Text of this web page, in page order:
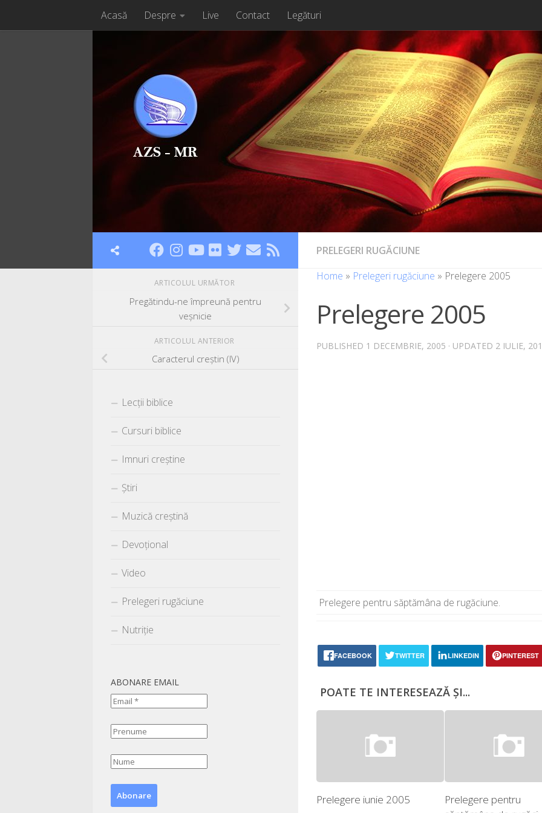
Acasă Despre Live Contact Legături
PRELEGERI RUGĂCIUNE
Home » Prelegeri rugăciune » Prelegere 2005
Prelegere 2005
PUBLISHED 1 DECEMBRIE, 2005 · UPDATED 2 IULIE,
Prelegere pen­tru săp­tămâ­na de rugăciune.
FACEBOOK TWITTER LINKEDIN PINTEREST
POATE TE INTERESEAZĂ ȘI...
Prelegere iunie 2005
Prelegere pentru
ARTICOLUL URMĂTOR
Pregătindu-ne împreună pentru
veşnicie
ARTICOLUL ANTERIOR
Caracterul creştin (IV)
Lecții biblice
Cursuri biblice
Imnuri creștine
Știri
Muzică creștină
Devoțional
Video
Prelegeri rugăciune
Nutriție
ABONARE EMAIL